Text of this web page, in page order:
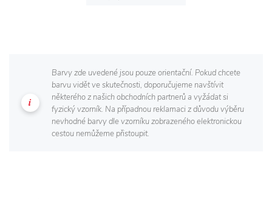
Barvy zde uvedené jsou pouze orientační. Pokud chcete
barvu vidět ve skutečnosti, doporučujeme navštívit
některého z našich obchodních partnerů a vyžádat si
fyzický vzorník. Na případnou reklamaci z důvodu výběru
nevhodné barvy dle vzorníku zobrazeného elektronickou
cestou nemůžeme přistoupit.